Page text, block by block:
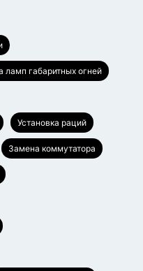
ламп габаритных огней
Установка раций
Замена коммутатора